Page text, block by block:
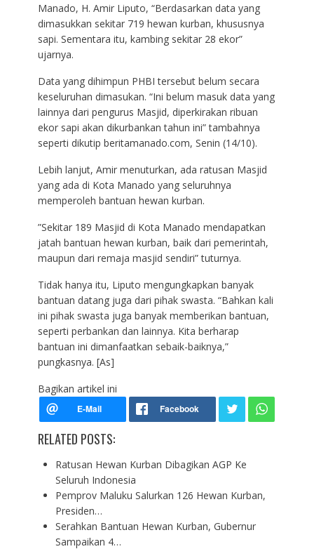
Manado, H. Amir Liputo, “Berdasarkan data yang
dimasukkan sekitar 719 hewan kurban, khususnya
sapi. Sementara itu, kambing sekitar 28 ekor”
ujarnya.
Data yang dihimpun PHBI tersebut belum secara
keseluruhan dimasukan. “Ini belum masuk data yang
lainnya dari pengurus Masjid, diperkirakan ribuan
ekor sapi akan dikurbankan tahun ini” tambahnya
seperti dikutip beritamanado.com, Senin (14/10).
Lebih lanjut, Amir menuturkan, ada ratusan Masjid
yang ada di Kota Manado yang seluruhnya
memperoleh bantuan hewan kurban.
”Sekitar 189 Masjid di Kota Manado mendapatkan
jatah bantuan hewan kurban, baik dari pemerintah,
maupun dari remaja masjid sendiri” tuturnya.
Tidak hanya itu, Liputo mengungkapkan banyak
bantuan datang juga dari pihak swasta. “Bahkan kali
ini pihak swasta juga banyak memberikan bantuan,
seperti perbankan dan lainnya. Kita berharap
bantuan ini dimanfaatkan sebaik-baiknya,”
pungkasnya. [As]
Bagikan artikel ini
RELATED POSTS:
Ratusan Hewan Kurban Dibagikan AGP Ke
Seluruh Indonesia
Pemprov Maluku Salurkan 126 Hewan Kurban,
Presiden…
Serahkan Bantuan Hewan Kurban, Gubernur
Sampaikan 4…